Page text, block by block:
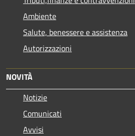
Ambiente
Salute, benessere e assistenza
Autorizzazioni
NOVITÀ
Notizie
Comunicati
Avvisi